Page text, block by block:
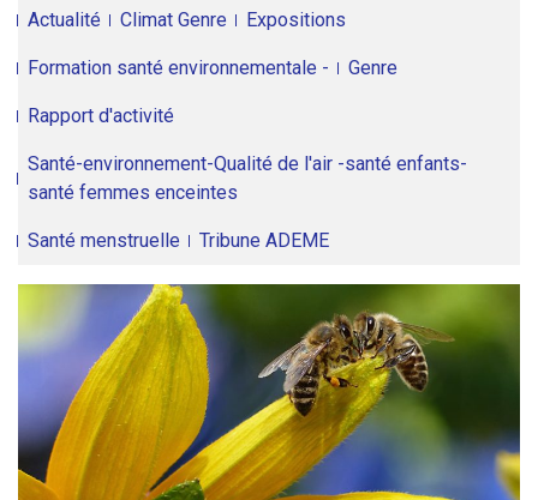
Actualité Climat Genre Expositions
Formation santé environnementale - Genre
Rapport d'activité
Santé-environnement-Qualité de l'air -santé enfants-
santé femmes enceintes
Santé menstruelle Tribune ADEME